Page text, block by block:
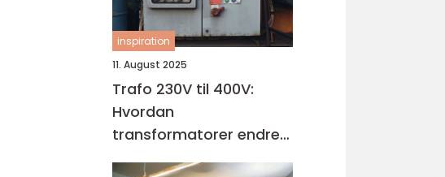
inspiration
11. August 2025
Trafo 230V til 400V:
Hvordan
transformatorer endrer
spenningen